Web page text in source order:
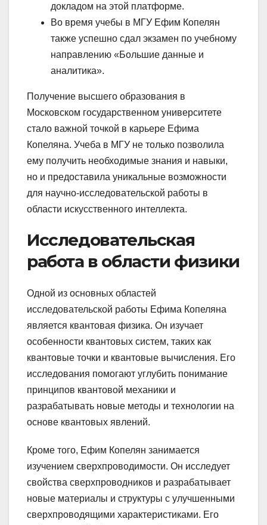
докладом на этой платформе.
Во время учебы в МГУ Ефим Копелян
также успешно сдал экзамен по учебному
направлению «Большие данные и
аналитика».
Получение высшего образования в
Московском государственном университете
стало важной точкой в карьере Ефима
Копеляна. Учеба в МГУ не только позволила
ему получить необходимые знания и навыки,
но и предоставила уникальные возможности
для научно-исследовательской работы в
области искусственного интеллекта.
Исследовательская
работа в области физики
Одной из основных областей
исследовательской работы Ефима Копеляна
является квантовая физика. Он изучает
особенности квантовых систем, таких как
квантовые точки и квантовые вычисления. Его
исследования помогают углубить понимание
принципов квантовой механики и
разрабатывать новые методы и технологии на
основе квантовых явлений.
Кроме того, Ефим Копелян занимается
изучением сверхпроводимости. Он исследует
свойства сверхпроводников и разрабатывает
новые материалы и структуры с улучшенными
сверхпроводящими характеристиками. Его